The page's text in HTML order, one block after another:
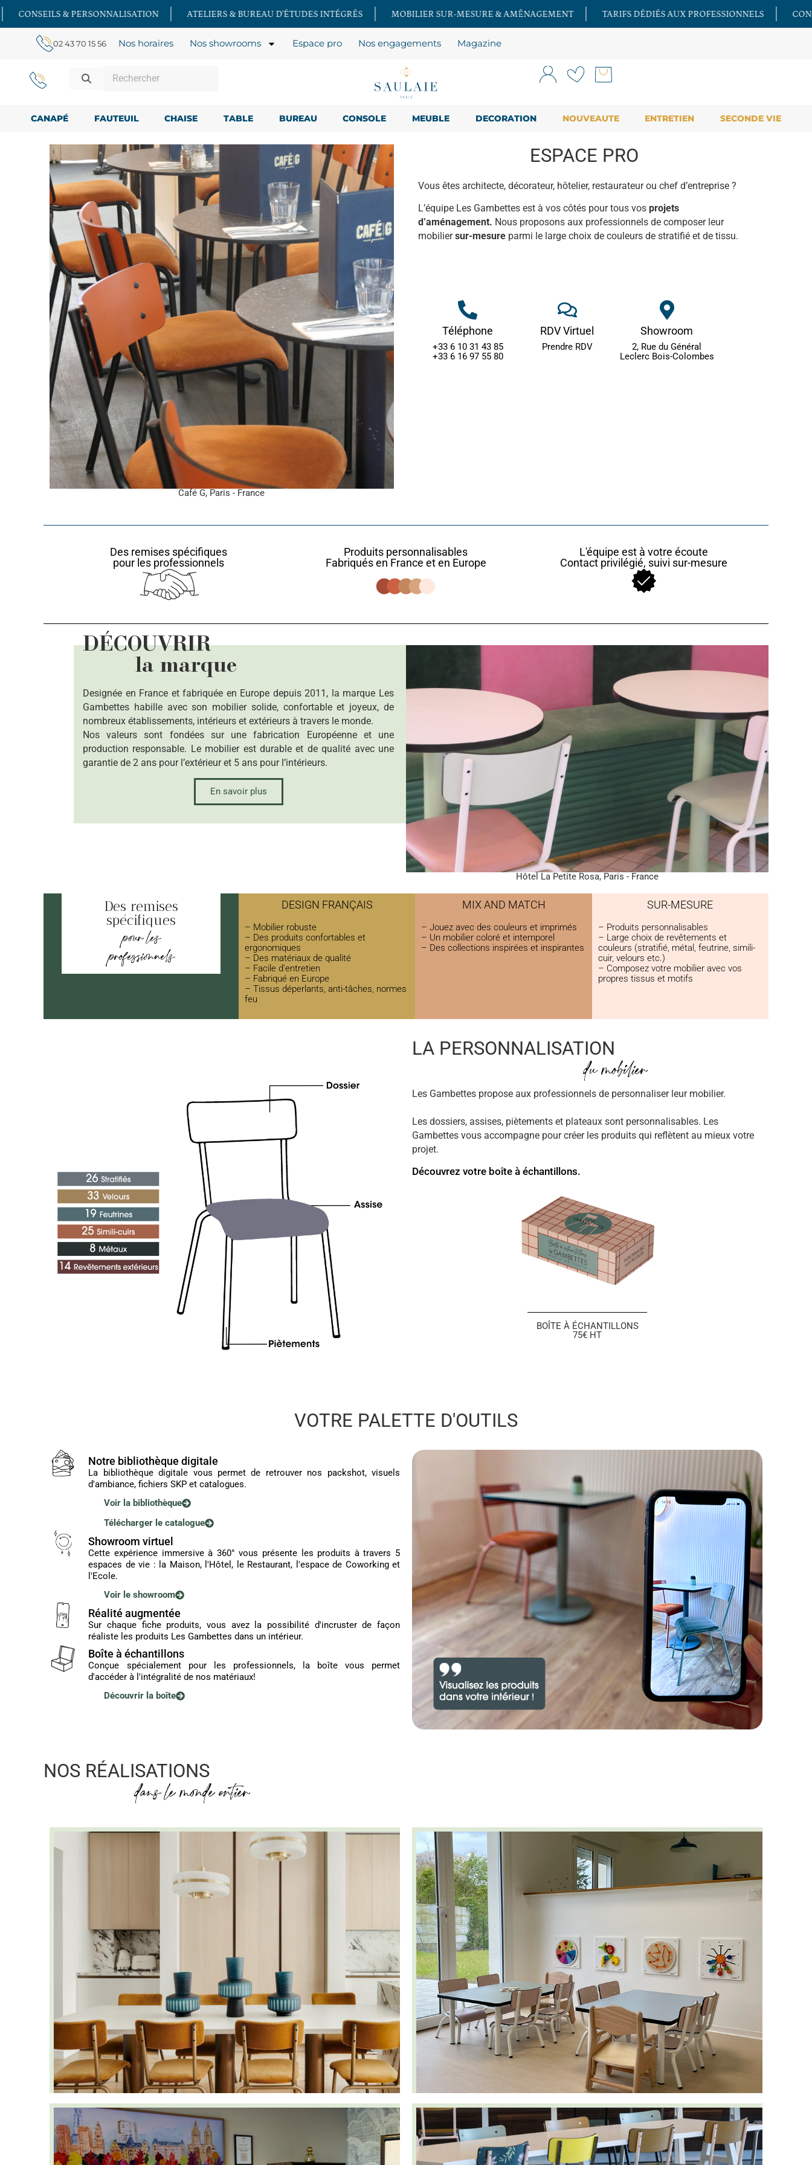
ATELIERS & BUREAU D'ÉTUDES INTÉGRÉS MOBILIER SUR-MESURE & AMÉNAGEMENT TARIFS DÉDIÉS AUX PROFESSIONNELS CONSEILS &
02 43 70 15 56 Nos horaires Nos showrooms Espace pro Nos engagements Magazine
CANAPÉ FAUTEUIL CHAISE TABLE BUREAU CONSOLE MEUBLE DECORATION NOUVEAUTE ENTRETIEN SECONDE VIE
Café G, Paris - France
ESPACE PRO
Vous êtes architecte, décorateur, hôtelier, restaurateur ou chef d’entreprise ?
L’équipe Les Gambettes est à vos côtés pour tous vos projets
d’aménagement. Nous proposons aux professionnels de composer leur
mobiliersur-mesureparmi le large choix de couleurs de stratifié et de tissu.
Téléphone
+33 6 10 31 43 85
+33 6 16 97 55 80
RDV Virtuel
Prendre RDV
Showroom
2, Rue du Général
Leclerc Bois-Colombes
Des remises spécifiques
pour les professionnels
Produits personnalisables
Fabriqués en France et en Europe
L'équipe est à votre écoute
Contact privilégié, suivi sur-mesure
DÉCOUVRIR
la marque
Designée en France et fabriquée en Europe depuis 2011, la marque Les
Gambettes habille avec son mobilier solide, confortable et joyeux, de
nombreux établissements, intérieurs et extérieurs à travers le monde.
Nos valeurs sont fondées sur une fabrication Européenne et une
production responsable. Le mobilier est durable et de qualité avec une
garantie de 2 ans pour l’extérieur et 5 ans pour l’intérieurs.
En savoir plus
Hôtel La Petite Rosa, Paris - France
Des remises
spécifiques
pour les
professionnels
DESIGN FRANÇAIS
– Mobilier robuste
– Des produits confortables et
ergonomiques
– Des matériaux de qualité
– Facile d’entretien
– Fabriqué en Europe
– Tissus déperlants, anti-tâches, normes
feu
MIX AND MATCH
– Jouez avec des couleurs et imprimés
– Un mobilier coloré et intemporel
– Des collections inspirées et inspirantes
SUR-MESURE
– Produits personnalisables
– Large choix de revêtements et
couleurs (stratifié, métal, feutrine, simili-
cuir, velours etc.)
– Composez votre mobilier avec vos
propres tissus et motifs
LA PERSONNALISATION
du mobilier
Les Gambettes propose aux professionnels de personnaliser leur mobilier.
Les dossiers, assises, piètements et plateaux sont personnalisables. Les
Gambettes vous accompagne pour créer les produits qui reflètent au mieux votre
projet.
Découvrez votre boîte à échantillons.
BOÎTE À ÉCHANTILLONS
75€ HT
VOTRE PALETTE D'OUTILS
Notre bibliothèque digitale
La bibliothèque digitale vous permet de retrouver nos packshot, visuels
d'ambiance, fichiers SKP et catalogues.
Voir la bibliothèque
Télécharger le catalogue
Showroom virtuel
Cette expérience immersive à 360° vous présente les produits à travers 5
espaces de vie : la Maison, l'Hôtel, le Restaurant, l'espace de Coworking et
l'Ecole.
Voir le showroom
Réalité augmentée
Sur chaque fiche produits, vous avez la possibilité d'incruster de façon
réaliste les produits Les Gambettes dans un intérieur.
Boîte à échantillons
Conçue spécialement pour les professionnels, la boîte vous permet
d'accéder à l'intégralité de nos matériaux!
Découvrir la boîte
NOS RÉALISATIONS
dans le monde entier